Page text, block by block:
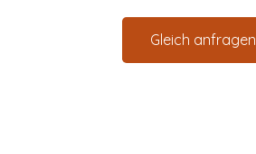
Gleich anfragen